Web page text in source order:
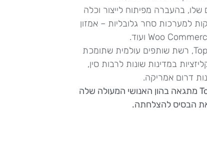
שלו, בהעברה מפיתוח לייצור וכלה
למערכות סחר גלובליות – אמזון
ל Top Vision, רשת שותפים עולמית שתומכת
במדינות שונות לרבות סין,
דרום אמריקה.
Top Vision מתגאה בהון האנושי המעולה שלה
את הבסיס להצלחתה.